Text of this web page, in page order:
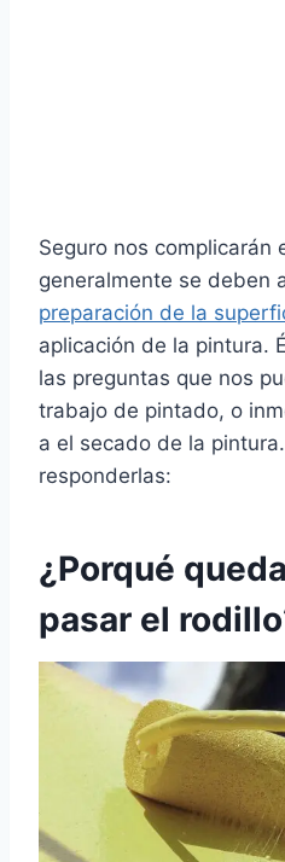
Seguro nos complicarán
generalmente se deben
preparación de la
aplicación de la pintura.
las preguntas que nos
trabajo de pintado, o
a el secado de la
responderlas:
¿Porqué
pasar el